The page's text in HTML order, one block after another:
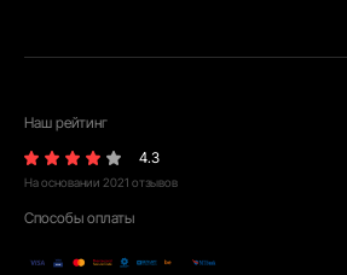
Наш рейтинг
4.3
На основании 2021 отзывов
Способы оплаты